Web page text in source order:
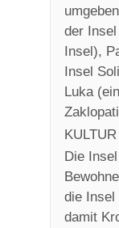
der
Insel),
Insel
Luka
KULTUR
Die
die Insel
damit